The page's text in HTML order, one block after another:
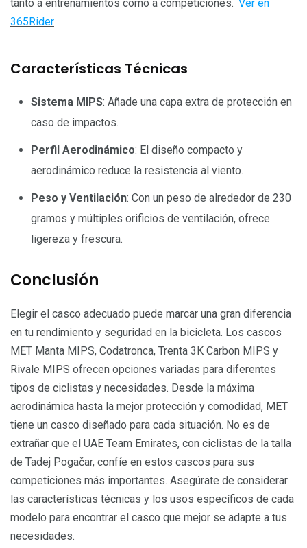
tanto a entrenamientos como a competiciones. Ver en
365Rider
Características Técnicas
Sistema MIPS: Añade una capa extra de protección en
caso de impactos.
Perfil Aerodinámico: El diseño compacto y
aerodinámico reduce la resistencia al viento.
Peso y Ventilación: Con un peso de alrededor de 230
gramos y múltiples orificios de ventilación, ofrece
ligereza y frescura.
Conclusión
Elegir el casco adecuado puede marcar una gran diferencia
en tu rendimiento y seguridad en la bicicleta. Los cascos
MET Manta MIPS, Codatronca, Trenta 3K Carbon MIPS y
Rivale MIPS ofrecen opciones variadas para diferentes
tipos de ciclistas y necesidades. Desde la máxima
aerodinámica hasta la mejor protección y comodidad, MET
tiene un casco diseñado para cada situación. No es de
extrañar que el UAE Team Emirates, con ciclistas de la talla
de Tadej Pogačar, confíe en estos cascos para sus
competiciones más importantes. Asegúrate de considerar
las características técnicas y los usos específicos de cada
modelo para encontrar el casco que mejor se adapte a tus
necesidades.